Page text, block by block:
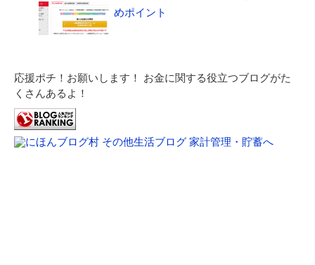
めポイント
応援ポチ！お願いします！ お金に関する役立つブログがた
くさんあるよ！